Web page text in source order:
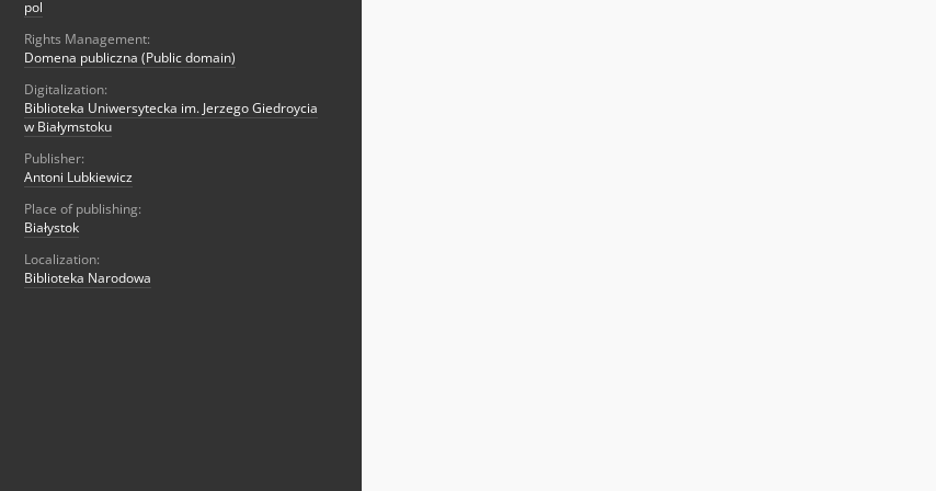
pol
Rights Management:
Domena publiczna (Public domain)
Digitalization:
Biblioteka Uniwersytecka im. Jerzego Giedroycia
w Białymstoku
Publisher:
Antoni Lubkiewicz
Place of publishing:
Białystok
Localization:
Biblioteka Narodowa